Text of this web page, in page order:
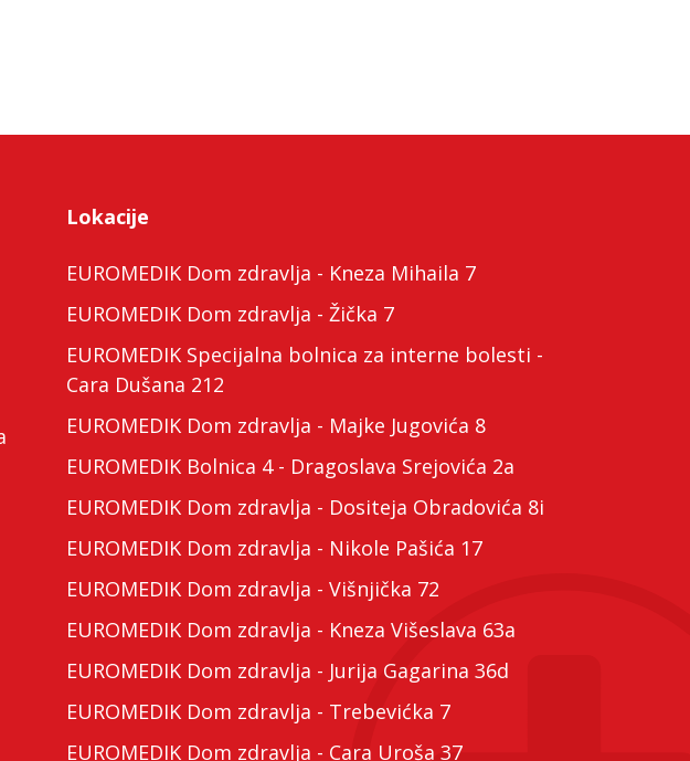
Lokacije
EUROMEDIK Dom zdravlja - Kneza Mihaila 7
EUROMEDIK Dom zdravlja - Žička 7
EUROMEDIK Specijalna bolnica za interne bolesti -
Cara Dušana 212
EUROMEDIK Dom zdravlja - Majke Jugovića 8
EUROMEDIK Bolnica 4 - Dragoslava Srejovića 2a
EUROMEDIK Dom zdravlja - Dositeja Obradovića 8i
EUROMEDIK Dom zdravlja - Nikole Pašića 17
EUROMEDIK Dom zdravlja - Višnjička 72
EUROMEDIK Dom zdravlja - Kneza Višeslava 63a
EUROMEDIK Dom zdravlja - Jurija Gagarina 36d
EUROMEDIK Dom zdravlja - Trebevićka 7
EUROMEDIK Dom zdravlja - Cara Uroša 37